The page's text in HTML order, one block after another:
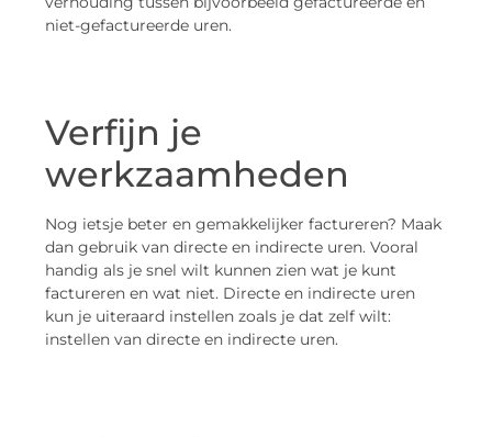
niet-gefactureerde uren.
Verfijn je
werkzaamheden
Nog ietsje beter en gemakkelijker factureren? Maak
dan gebruik van directe en indirecte uren. Vooral
handig als je snel wilt kunnen zien wat je kunt
factureren en wat niet. Directe en indirecte uren
kun je uiteraard instellen zoals je dat zelf wilt:
instellen van directe en indirecte uren.